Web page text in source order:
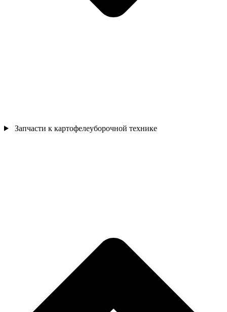
Запчасти к картофелеуборочной технике